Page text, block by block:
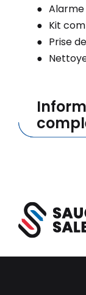
Kit
Prise